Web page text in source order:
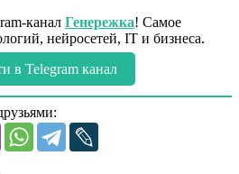
канал Генережка! Самое
нейросетей, IT и бизнеса.
в Telegram канал